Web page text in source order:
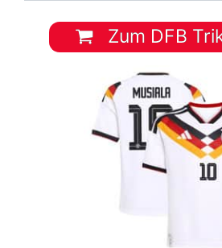
Zum DFB